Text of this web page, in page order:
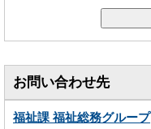
お問い合わせ先
福祉課 福祉総務グループ